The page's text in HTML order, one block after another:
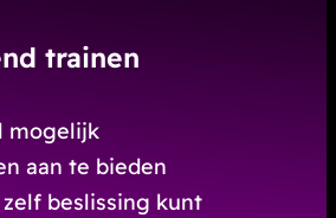
trainen
mogelijk
aan te bieden
beslissing kunt